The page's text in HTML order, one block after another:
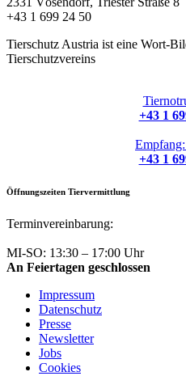
+43 1 699 24 50
Tierschutz Austria ist eine Wort-
Tierschutzvereins
+43 1
+43 1
Öffnungszeiten Tiervermittlung
Terminvereinbarung:
MI-SO: 13:30 – 17:00 Uhr
An Feiertagen geschlossen
Impressum
Datenschutz
Presse
Newsletter
Jobs
Cookies